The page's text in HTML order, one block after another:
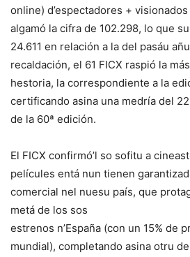
online) d’espectadores +
algamó la cifra de 102.298, lo que
24.611 en relación a la del pasáu
recaldación, el 61 FICX raspió la
hestoria, la correspondiente a la
certificando asina una medría del
de la 60ª edición.
El FICX confirmó’l so sofitu a
películes entá nun tienen
comercial nel nuesu país, que
metá de los sos
estrenos n’España (con un 15% de
mundial), completando asina otru